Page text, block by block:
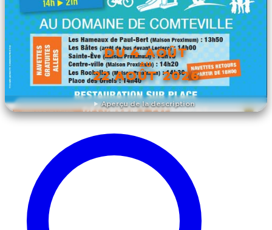
Aperçu de la description
DU 4 AOÛT
AU
22 AOÛT 2026
DÉCOUVRIR L'ÉVÉNEMENT